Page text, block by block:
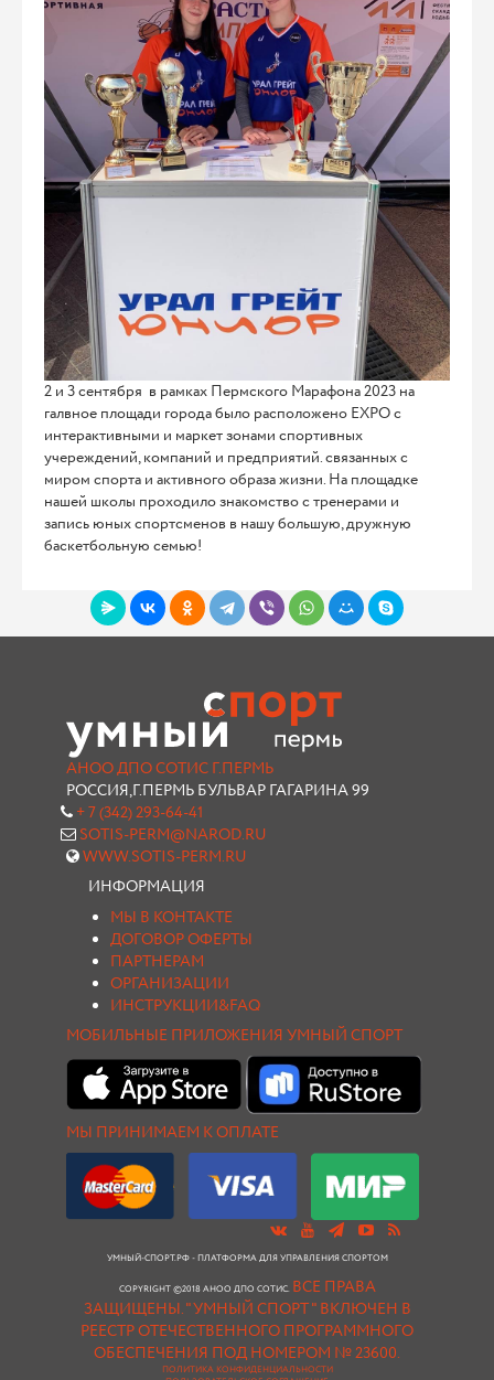
2 и 3 сентября в рамках Пермского Марафона 2023 на
галвное площади города было расположено EXPO с
интерактивными и маркет зонами спортивных
учереждений, компаний и предприятий. связанных с
миром спорта и активного образа жизни. На площадке
нашей школы проходило знакомство с тренерами и
запись юных спортсменов в нашу большую, дружную
баскетбольную семью!
АНОО ДПО СОТИС Г.ПЕРМЬ
РОССИЯ,Г.ПЕРМЬ БУЛЬВАР ГАГАРИНА 99
+ 7 (342) 293-64-41
SOTIS-PERM@NAROD.RU
WWW.SOTIS-PERM.RU
ИНФОРМАЦИЯ
МЫ В КОНТАКТЕ
ДОГОВОР ОФЕРТЫ
ПАРТНЕРАМ
ОРГАНИЗАЦИИ
ИНСТРУКЦИИ&FAQ
МОБИЛЬНЫЕ ПРИЛОЖЕНИЯ УМНЫЙ СПОРТ
МЫ ПРИНИМАЕМ К ОПЛАТЕ
УМНЫЙ-СПОРТ.РФ - ПЛАТФОРМА ДЛЯ УПРАВЛЕНИЯ СПОРТОМ
COPYRIGHT ©2018 АНОО ДПО СОТИС. ВСЕ ПРАВА
ЗАЩИЩЕНЫ."УМНЫЙ СПОРТ " ВКЛЮЧЕН В
РЕЕСТР ОТЕЧЕСТВЕННОГО ПРОГРАММНОГО
ОБЕСПЕЧЕНИЯ ПОД НОМЕРОМ № 23600.
ПОЛИТИКА КОНФИДЕНЦИАЛЬНОСТИ